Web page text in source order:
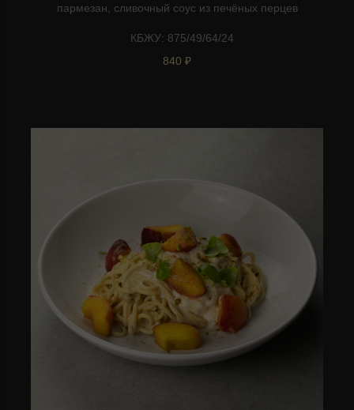
пармезан, сливочный соус из печёных перцев
КБЖУ: 875/49/64/24
840 ₽